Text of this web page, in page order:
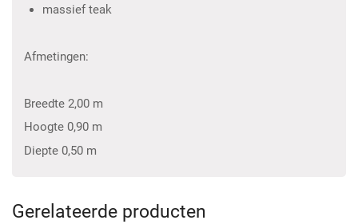
massief teak
Afmetingen:
Breedte 2,00 m
Hoogte 0,90 m
Diepte 0,50 m
Gerelateerde producten